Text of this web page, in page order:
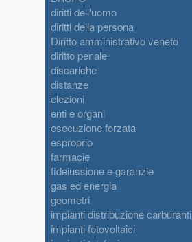
diritti dell'uomo
diritti della persona
Diritto amministrativo veneto
diritto penale
discariche
distanze
elezioni
enti e organi
esecuzione forzata
esproprio
farmacie
fideiussione e garanzie
gas ed energia
geometri
impianti distribuzione carburanti
impianti fotovoltaici